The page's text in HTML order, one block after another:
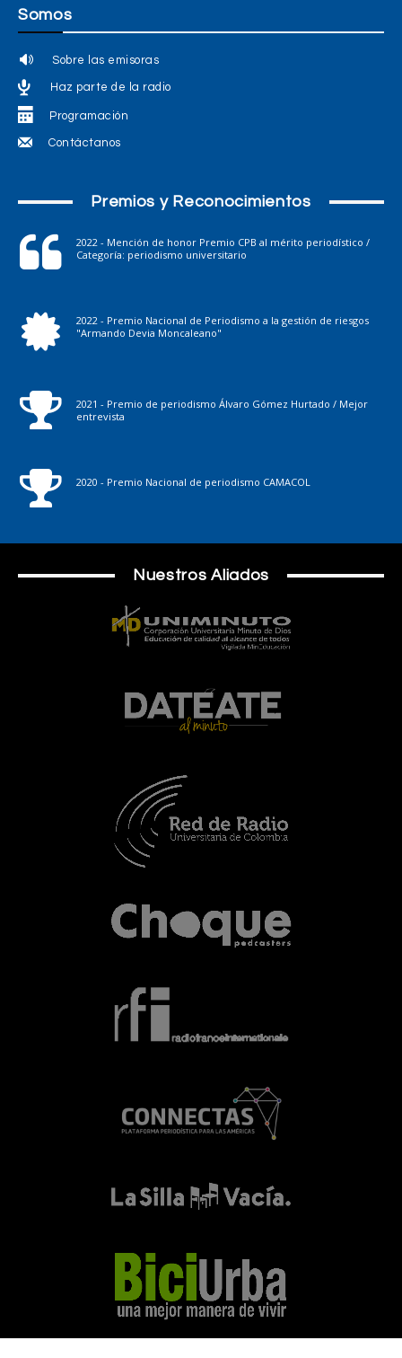
Somos
Sobre las emisoras
Haz parte de la radio
Programación
Contáctanos
Premios y Reconocimientos
2022 - Mención de honor Premio CPB al mérito periodístico /
Categoría: periodismo universitario
2022 - Premio Nacional de Periodismo a la gestión de riesgos
"Armando Devia Moncaleano"
2021 - Premio de periodismo Álvaro Gómez Hurtado / Mejor
entrevista
2020 - Premio Nacional de periodismo CAMACOL
Nuestros Aliados